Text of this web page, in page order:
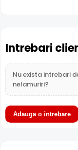
HikVision HiLook
incorporatcare
Sunetul se
verificarea
monitorizata.
Difuzor Incorporat
Intrebari
Nu exista intrebari
nelamuriri?
Adauga o intrebare